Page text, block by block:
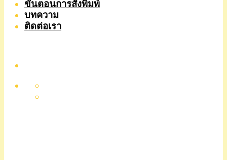
ขั้นตอนการสั่งพิมพ์
บทความ
ติดต่อเรา